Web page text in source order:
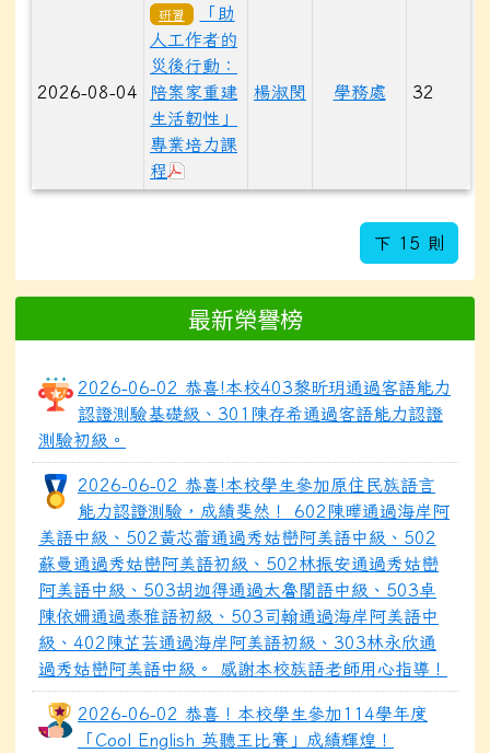
2026-08-04
研習
「助
人工作者的
災後行動：
陪案家重建
生活韌性」
專業培力課
程
楊淑閔 學務處 32
下 15 則
最新榮譽榜
2026-06-02 恭喜!本校403黎昕玥通過客語能力
認證測驗基礎級、301陳存希通過客語能力認證
測驗初級。
2026-06-02 恭喜!本校學生參加原住民族語言
能力認證測驗，成績斐然！ 602陳曄通過海岸阿
美語中級、502黃芯蕾通過秀姑巒阿美語中級、502
蘇曼通過秀姑巒阿美語初級、502林振安通過秀姑巒
阿美語中級、503胡迦得通過太魯閣語中級、503卓
陳依姍通過泰雅語初級、503司翰通過海岸阿美語中
級、402陳芷芸通過海岸阿美語初級、303林永欣通
過秀姑巒阿美語中級。 感謝本校族語老師用心指導！
2026-06-02 恭喜！本校學生參加114學年度
「Cool English 英聽王比賽」成績輝煌！